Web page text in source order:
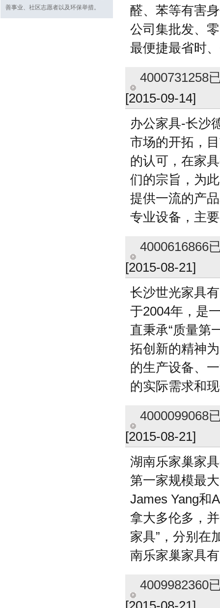
善事业、社区志愿者以及环保举措。
醛、苯等有害
公司集批发、
最便捷最省时
4000731258
[2015-09-14]
办公家具-长沙
市场的开拓，
的认可，在家
们的宗旨，为
提供一流的产
专业设备，主
4000616866
[2015-08-21]
长沙世光家具
于2004年，是
直秉承“质量第
拓创新的精神
的生产设备、
的实际需求和
4000099068
[2015-08-21]
湖南乐家巢家
第一家规模最
James Yang和
拿大多伦多，
家具”，分别在
南乐家巢家具
4009982360